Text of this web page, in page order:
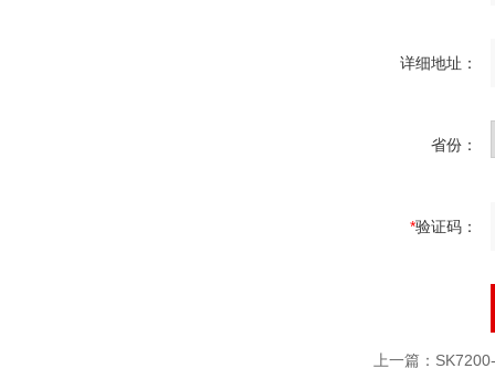
详细地址：
省份：
*验证码：
上一篇：